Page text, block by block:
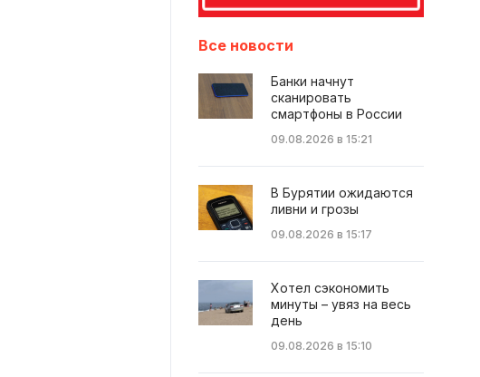
Все новости
Банки начнут
сканировать
смартфоны в России
09.08.2026 в 15:21
В Бурятии ожидаются
ливни и грозы
09.08.2026 в 15:17
Хотел сэкономить
минуты – увяз на весь
день
09.08.2026 в 15:10